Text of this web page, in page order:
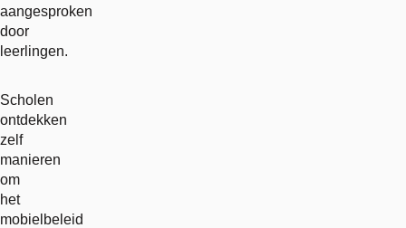
aangesproken
door
leerlingen.
Scholen
ontdekken
zelf
manieren
om
het
mobielbeleid